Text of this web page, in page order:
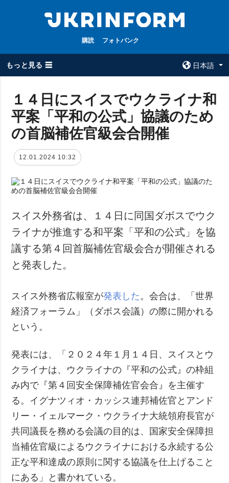
購読 フォトバンク
もっと見る ☰
日本語
全てのトピック
戦争
政治
経済・復興
防衛
社会・文化
スポーツ
犯罪
事故・緊急事態
ウクルインフォ
ルム
ウクルインフォル
特集
インタビュー
写真
購読
フォトバンク
１４日にスイスでウクライナ和
平案「平和の公式」協議のため
の首脳補佐官級会合開催
12.01.2024 10:32
スイス外務省は、１４日に同国ダボスでウク
ライナが推進する和平案「平和の公式」を協
議する第４回首脳補佐官級会合が開催される
と発表した。
スイス外務省広報室が発表した 。会合は、「世界
経済フォーラム」（ダボス会議）の際に開かれる
という。
発表には、「２０２４年１月１４日、スイスとウ
クライナは、ウクライナの『平和の公式』の枠組
み内で『第４回安全保障補佐官会合』を主催す
る。イグナツィオ・カッシス連邦補佐官とアンド
リー・イェルマーク・ウクライナ大統領府長官が
共同議長を務める会議の目的は、国家安全保障担
当補佐官級によるウクライナにおける永続する公
正な平和達成の原則に関する協議を仕上げること
にある」と書かれている。